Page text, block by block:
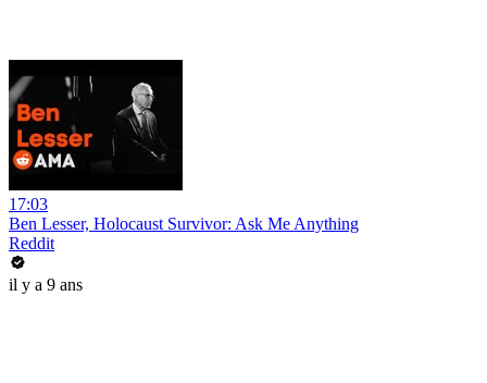
17:03
Ben Lesser, Holocaust Survivor: Ask Me Anything
Reddit
il y a 9 ans